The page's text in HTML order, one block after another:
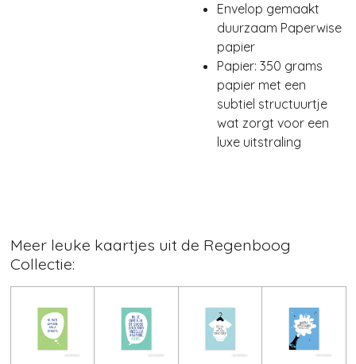
Envelop gemaakt
duurzaam Paperwise
papier
Papier: 350 grams
papier met een
subtiel structuurtje
wat zorgt voor een
luxe uitstraling
Meer leuke kaartjes uit de Regenboog
Collectie: